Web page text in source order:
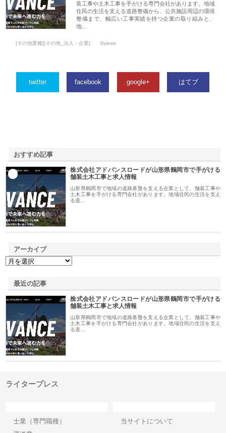
装工事や土木工事を手がける専門会社があります。地域
住民の生活を支える道路整備から、公共施設周辺の環境
整備まで、幅広い工事実績を持つ企業の取り組みと、
地…
[その他業種][その他_法人・企業] 0views
twitter facebook google+ はてブ
おすすめ記事
株式会社アドバンスロードが山形県鶴岡市で手がける
舗装土木工事と求人情報
山形県鶴岡市で地域の道路基盤を支える企業として、舗装工事や
土木工事を手がける専門会社があります。地域住民の生活を支え
る道…
アーカイブ
最近の記事
株式会社アドバンスロードが山形県鶴岡市で手がける
舗装土木工事と求人情報
山形県鶴岡市で地域の道路基盤を支える企業として、舗装工事や
土木工事を手がける専門会社があります。地域住民の生活を支え
る道…
ライタープレス
士業（専門職種）
当サイトについて